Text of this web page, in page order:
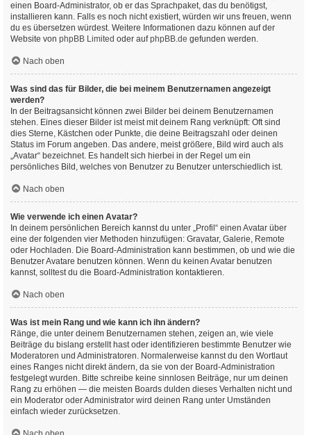
einen Board-Administrator, ob er das Sprachpaket, das du benötigst,
installieren kann. Falls es noch nicht existiert, würden wir uns freuen, wenn
du es übersetzen würdest. Weitere Informationen dazu können auf der
Website von phpBB Limited oder aufphpBB.de gefunden werden.
Nach oben
Was sind das für Bilder, die bei meinem Benutzernamen angezeigt
werden?
In der Beitragsansicht können zwei Bilder bei deinem Benutzernamen
stehen. Eines dieser Bilder ist meist mit deinem Rang verknüpft: Oft sind
dies Sterne, Kästchen oder Punkte, die deine Beitragszahl oder deinen
Status im Forum angeben. Das andere, meist größere, Bild wird auch als
„Avatar“ bezeichnet. Es handelt sich hierbei in der Regel um ein
persönliches Bild, welches von Benutzer zu Benutzer unterschiedlich ist.
Nach oben
Wie verwende ich einen Avatar?
In deinem persönlichen Bereich kannst du unter „Profil“ einen Avatar über
eine der folgenden vier Methoden hinzufügen: Gravatar, Galerie, Remote
oder Hochladen. Die Board-Administration kann bestimmen, ob und wie die
Benutzer Avatare benutzen können. Wenn du keinen Avatar benutzen
kannst, solltest du die Board-Administration kontaktieren.
Nach oben
Was ist mein Rang und wie kann ich ihn ändern?
Ränge, die unter deinem Benutzernamen stehen, zeigen an, wie viele
Beiträge du bislang erstellt hast oder identifizieren bestimmte Benutzer wie
Moderatoren und Administratoren. Normalerweise kannst du den Wortlaut
eines Ranges nicht direkt ändern, da sie von der Board-Administration
festgelegt wurden. Bitte schreibe keine sinnlosen Beiträge, nur um deinen
Rang zu erhöhen — die meisten Boards dulden dieses Verhalten nicht und
ein Moderator oder Administrator wird deinen Rang unter Umständen
einfach wieder zurücksetzen.